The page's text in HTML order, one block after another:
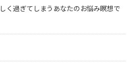
く過ぎてしまうあなたのお悩み瞑想で